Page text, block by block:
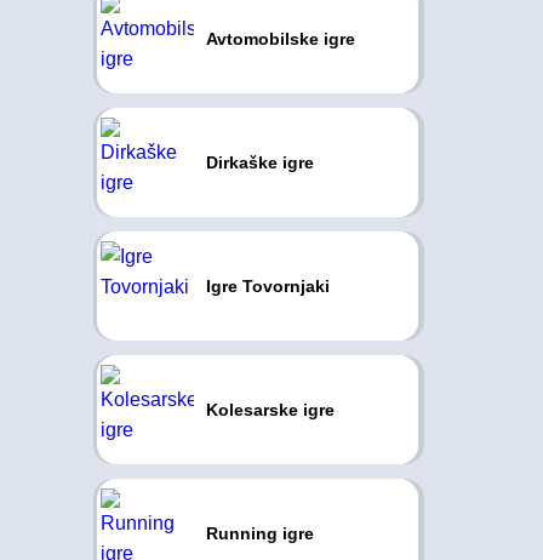
Avtomobilske igre
Dirkaške igre
Igre Tovornjaki
Kolesarske igre
Running igre